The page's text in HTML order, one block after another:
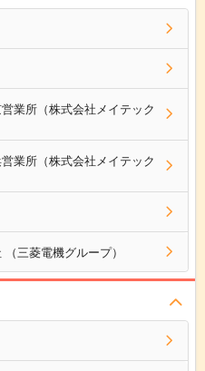
業所（株式会社メイテック
業所（株式会社メイテック
三菱電機グループ）